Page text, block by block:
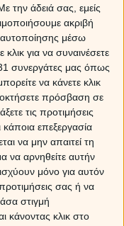
την άδειά σας, εμείς
ακριβή
μέσω
για να συναινέσετε
συνεργάτες μας όπως
να κάνετε κλικ
πρόσβαση σε
τις προτιμήσεις
επεξεργασία
να μην απαιτεί τη
να αρνηθείτε αυτήν
μόνο για αυτόν
σας ή να
στιγμή
κάνοντας κλικ στο
θα συμβάλει στη
είστε και οι δύο άνετοι
την αγάπη.
όταν πρόκειται για την
θα έχετε τα ίδια πρότυπα